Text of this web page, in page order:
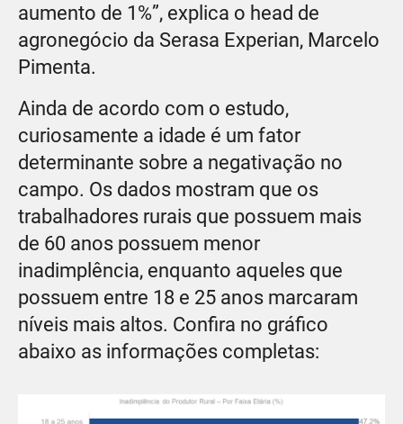
aumento de 1%”, explica o head de
agronegócio da Serasa Experian, Marcelo
Pimenta.
Ainda de acordo com o estudo,
curiosamente a idade é um fator
determinante sobre a negativação no
campo. Os dados mostram que os
trabalhadores rurais que possuem mais
de 60 anos possuem menor
inadimplência, enquanto aqueles que
possuem entre 18 e 25 anos marcaram
níveis mais altos. Confira no gráfico
abaixo as informações completas: